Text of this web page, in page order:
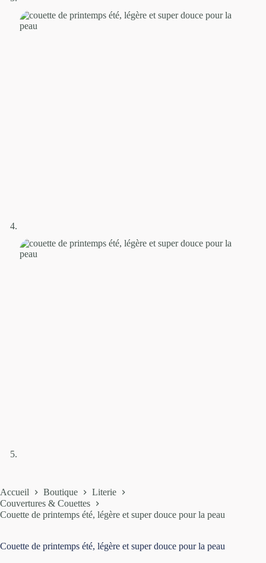
Accueil Boutique
Literie
Couvertures & Couettes
Couette de printemps été, légère et super douce pour la peau
Couette de printemps été, légère et super douce pour la peau